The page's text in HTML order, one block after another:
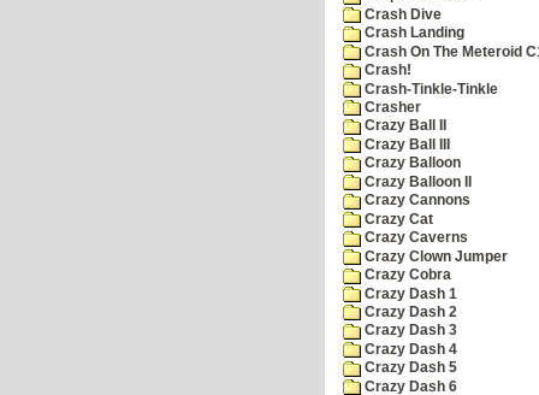
Crash Dive
Crash Landing
Crash On The Meteroid
Crash!
Crash-Tinkle-Tinkle
Crasher
Crazy Ball II
Crazy Ball III
Crazy Balloon
Crazy Balloon II
Crazy Cannons
Crazy Cat
Crazy Caverns
Crazy Clown Jumper
Crazy Cobra
Crazy Dash 1
Crazy Dash 2
Crazy Dash 3
Crazy Dash 4
Crazy Dash 5
Crazy Dash 6